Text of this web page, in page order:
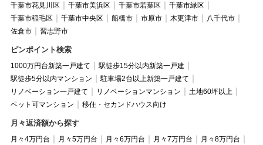
千葉市花見川区 千葉市美浜区 千葉市若葉区
千葉市緑区
千葉市稲毛区
千葉市中央区 船橋市 市原市 木更津市
八千代市
佐倉市
習志野市
ピンポイント検索
1000万円台新築一戸建て
駅徒歩15分以内新築一戸建
駅徒歩5分以内マンション
駐車場2台以上新築一戸建て
リノベーション一戸建て
リノベーションマンション
土地60坪以上
ペット可マンション
移住・セカンドハウス向け
月々返済額から探す
月々4万円台 月々5万円台 月々6万円台 月々7万円台
月々8万円台